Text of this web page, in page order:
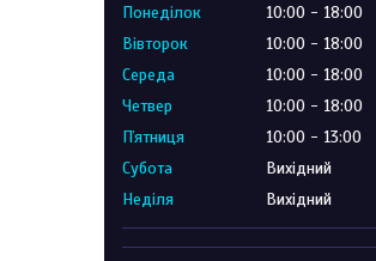
Понеділок 10:00
18:00
Вівторок
10:00
18:00
Середа
10:00
18:00
Четвер
10:00
18:00
Пʼятниця
10:00
13:00
Субота
Вихідний
Неділя
Вихідний